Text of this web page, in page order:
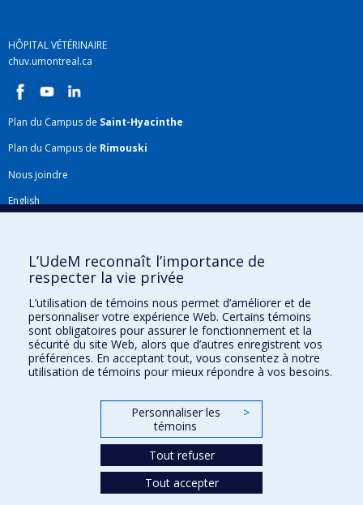
HÔPITAL VÉTÉRINAIRE
chuv.umontreal.ca
Plan du Campus de Saint-Hyacinthe
Plan du Campus de Rimouski
Nous joindre
English
Plan du site
Accessibilité
Gabarits et image de marque
Agenda FMV & calendrier académique
La Faculté de médecine vétérinaire de l'Université de Montréal détient
l'agrément completde l'AVMAet est membre de l'AAVMC.
L’UdeM reconnaît l’importance de
respecter la vie privée
L’utilisation de témoins nous permet d’améliorer et de
personnaliser votre expérience Web. Certains témoins
sont obligatoires pour assurer le fonctionnement et la
sécurité du site Web, alors que d’autres enregistrent vos
préférences. En acceptant tout, vous consentez à notre
utilisation de témoins pour mieux répondre à vos besoins.
Personnaliser les
témoins
>
Tout refuser
Tout accepter